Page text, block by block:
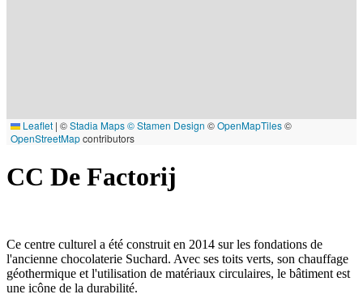
Leaflet | ©Stadia Maps© Stamen Design ©OpenMapTiles©
OpenStreetMapcontributors
CC De Factorij
Ce centre culturel a été construit en 2014 sur les fondations de
l'ancienne chocolaterie Suchard. Avec ses toits verts, son chauffage
géothermique et l'utilisation de matériaux circulaires, le bâtiment est
une icône de la durabilité.